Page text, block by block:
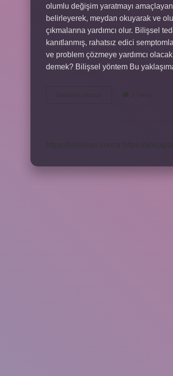
olumlu değişim yaratmayı amaçlayan
belirleyerek, meydan okuyarak ve
çıkmalarına yardımcı olur. Bilişsel
kanıtlanmış, rahatsız edici
ve problem çözmeye yardımcı
demek? Bilişsel yöntem Bu